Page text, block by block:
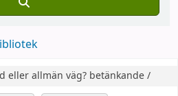
eller allmän väg? betänkande /